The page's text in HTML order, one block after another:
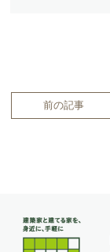
前の記事